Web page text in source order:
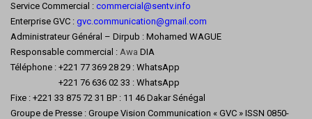
Service Commercial : commercial@sentv.info
Enterprise GVC : gvc.communication@gmail.com
Administrateur Général – Dirpub : Mohamed WAGUE
Responsable commercial : Awa DIA
Téléphone : +221 77 369 28 29 : WhatsApp
+221 76 636 02 33 : WhatsApp
Fixe : +221 33 875 72 31 BP : 11 46 Dakar Sénégal
Groupe de Presse : Groupe Vision Communication « GVC » ISSN 0850-